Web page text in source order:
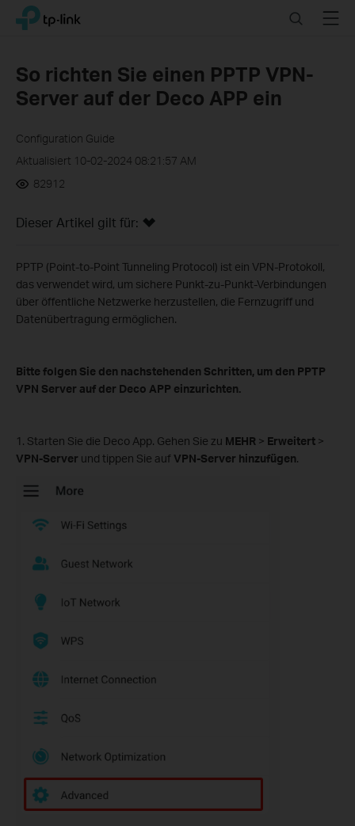
Click
navigation
TP-Link, Reliably Smart SearchMenu
So richten Sie einen PPTP VPN-
Server auf der Deco APP ein
Configuration Guide
Aktualisiert 10-02-2024 08:21:57 AM
82912
Dieser Artikel gilt für:
PPTP (Point-to-Point Tunneling Protocol) ist ein VPN-Protokoll,
das verwendet wird, um sichere Punkt-zu-Punkt-Verbindungen
über öffentliche Netzwerke herzustellen, die Fernzugriff und
Datenübertragung ermöglichen.
Bitte folgen Sie den nachstehenden Schritten, um den PPTP
VPN Server auf der Deco APP einzurichten.
1. Starten Sie die Deco App. Gehen Sie zu MEHR > Erweitert >
VPN-Server und tippen Sie aufVPN-Server hinzufügen.